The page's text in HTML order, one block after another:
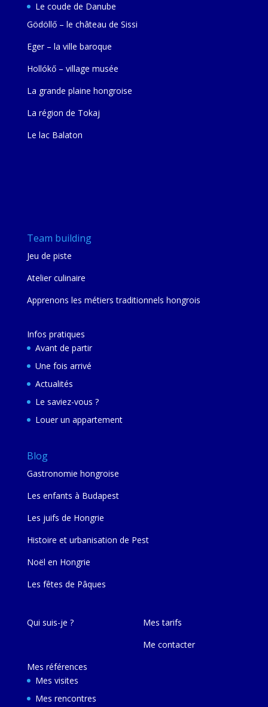
Le coude de Danube
Gödöllő – le château de Sissi
Eger – la ville baroque
Hollókő – village musée
La grande plaine hongroise
La région de Tokaj
Le lac Balaton
Team building
Jeu de piste
Atelier culinaire
Apprenons les métiers traditionnels hongrois
Infos pratiques
Avant de partir
Une fois arrivé
Actualités
Le saviez-vous ?
Louer un appartement
Blog
Gastronomie hongroise
Les enfants à Budapest
Les juifs de Hongrie
Histoire et urbanisation de Pest
Noël en Hongrie
Les fêtes de Pâques
Qui suis-je ?
Mes références
Mes visites
Mes rencontres
Mes tarifs
Me contacter